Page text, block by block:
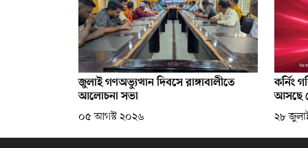
জুলাই গণঅভ্যুত্থান দিবসে রাঙ্গাবালীতে
আলোচনা সভা
০৫ আগস্ট ২০২৬
কর্নিং
আসছে
২৮